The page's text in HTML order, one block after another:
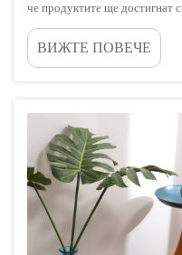
че продуктите ще достигнат
първостепенно значение за
опаковка се изправя пред
ВИЖТЕ ПОВЕЧЕ